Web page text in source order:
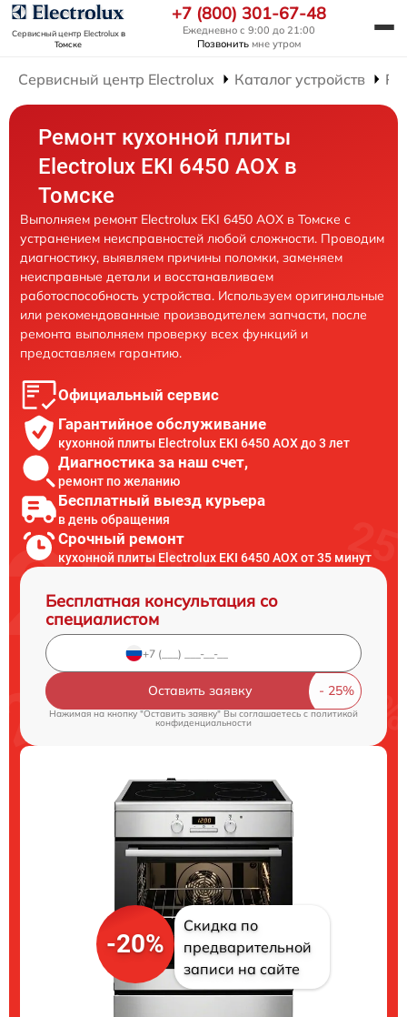
Сервисный центр Electroluxв
Томске
+7 (800) 301-67-48
Ежедневно с 9:00 до 21:00
Позвонить мне утром
Сервисный центр Electrolux Каталог устройств
Ремонт кухонной плиты
Electrolux EKI 6450 AOX в
Томске
Выполняем ремонт Electrolux EKI 6450 AOX в Томске с
устранением неисправностей любой сложности. Проводим
диагностику, выявляем причины поломки, заменяем
неисправные детали и восстанавливаем
работоспособность устройства. Используем оригинальные
или рекомендованные производителем запчасти, после
ремонта выполняем проверку всех функций и
предоставляем гарантию.
Официальный сервис
Гарантийное обслуживание
кухонной плиты Electrolux EKI 6450 AOX до 3 лет
Диагностика за наш счет,
ремонт по желанию
Бесплатный выезд курьера
в день обращения
Срочный ремонт
кухонной плиты Electrolux EKI 6450 AOX от 35 минут
Бесплатная консультация со
специалистом
Оставить заявку
Нажимая на кнопку "Оставить заявку" Вы соглашаетесь cполитикой
конфиденциальности
-20%
Скидка по
предварительной
записи на сайте